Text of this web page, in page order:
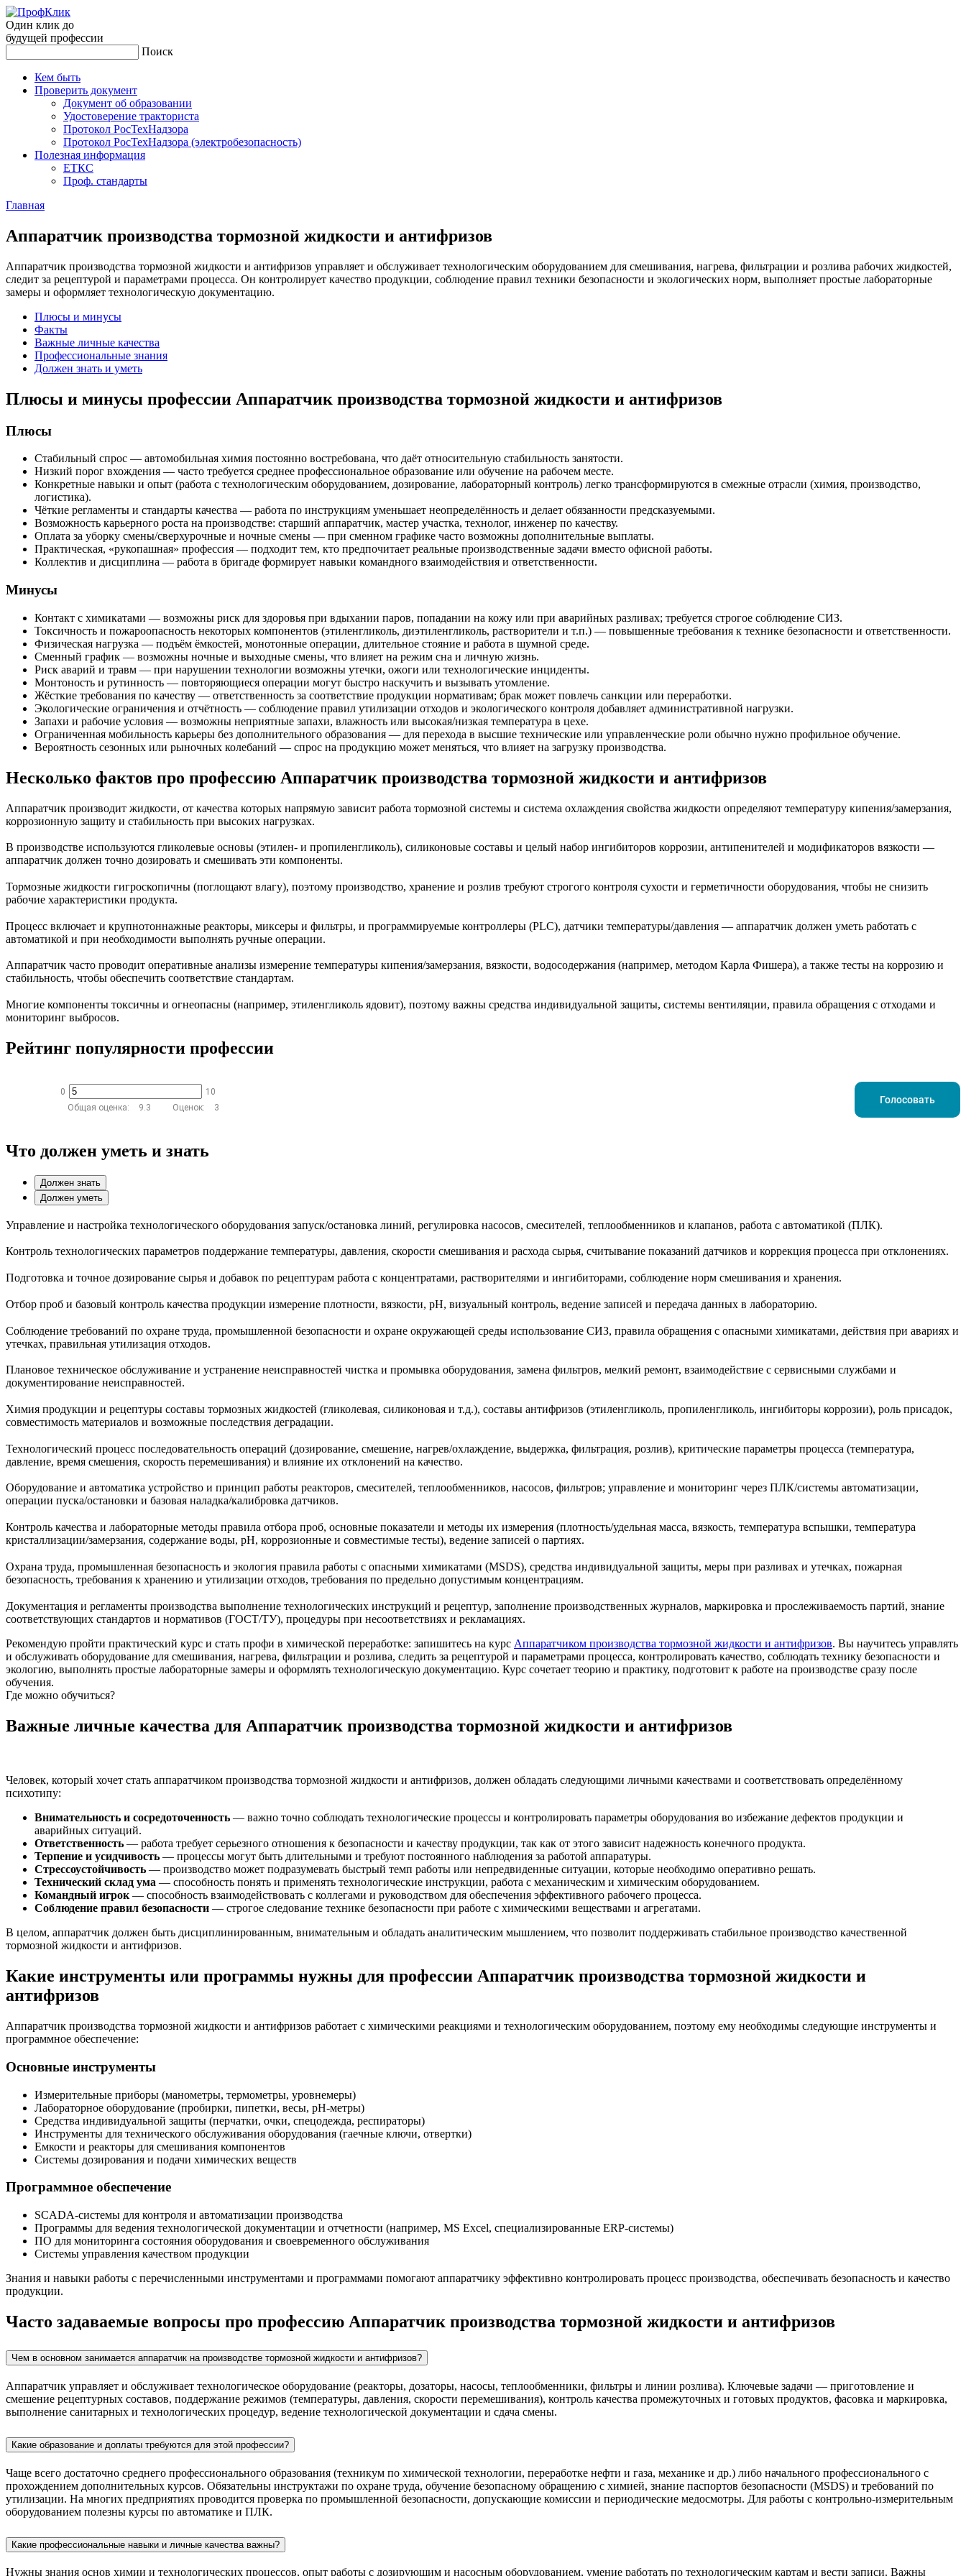
Один клик до
будущей профессии
Поиск
Кем быть
Проверить документ
Документ об образовании
Удостоверение тракториста
Протокол РосТехНадзора
Протокол РосТехНадзора (электробезопасность)
Полезная информация
ЕТКС
Проф. стандарты
Главная
Ап­па­рат­чик про­из­водс­тва тор­мозной жид­кости и ан­тифри­зов
Аппаратчик производства тормозной жидкости и антифризов управляет и обслуживает технологическим оборудованием для смешивания, нагрева, фильтрации и розлива рабочих жидкостей,
следит за рецептурой и параметрами процесса. Он контролирует качество продукции, соблюдение правил техники безопасности и экологических норм, выполняет простые лабораторные
замеры и оформляет технологическую документацию.
Плюсы и минусы
Факты
Важные личные качества
Профессиональные знания
Должен знать и уметь
Плюсы и минусы профессии Аппаратчик производства тормозной жидкости и антифризов
Плюсы
Стабильный спрос — автомобильная химия постоянно востребована, что даёт относительную стабильность занятости.
Низкий порог вхождения — часто требуется среднее профессиональное образование или обучение на рабочем месте.
Конкретные навыки и опыт (работа с технологическим оборудованием, дозирование, лабораторный контроль) легко трансформируются в смежные отрасли (химия, производство,
логистика).
Чёткие регламенты и стандарты качества — работа по инструкциям уменьшает неопределённость и делает обязанности предсказуемыми.
Возможность карьерного роста на производстве: старший аппаратчик, мастер участка, технолог, инженер по качеству.
Оплата за уборку смены/сверхурочные и ночные смены — при сменном графике часто возможны дополнительные выплаты.
Практическая, «рукопашная» профессия — подходит тем, кто предпочитает реальные производственные задачи вместо офисной работы.
Коллектив и дисциплина — работа в бригаде формирует навыки командного взаимодействия и ответственности.
Минусы
Контакт с химикатами — возможны риск для здоровья при вдыхании паров, попадании на кожу или при аварийных разливах; требуется строгое соблюдение СИЗ.
Токсичность и пожароопасность некоторых компонентов (этиленгликоль, диэтиленгликоль, растворители и т.п.) — повышенные требования к технике безопасности и ответственности.
Физическая нагрузка — подъём ёмкостей, монотонные операции, длительное стояние и работа в шумной среде.
Сменный график — возможны ночные и выходные смены, что влияет на режим сна и личную жизнь.
Риск аварий и травм — при нарушении технологии возможны утечки, ожоги или технологические инциденты.
Монтоность и рутинность — повторяющиеся операции могут быстро наскучить и вызывать утомление.
Жёсткие требования по качеству — ответственность за соответствие продукции нормативам; брак может повлечь санкции или переработки.
Экологические ограничения и отчётность — соблюдение правил утилизации отходов и экологического контроля добавляет административной нагрузки.
Запахи и рабочие условия — возможны неприятные запахи, влажность или высокая/низкая температура в цехе.
Ограниченная мобильность карьеры без дополнительного образования — для перехода в высшие технические или управленческие роли обычно нужно профильное обучение.
Вероятность сезонных или рыночных колебаний — спрос на продукцию может меняться, что влияет на загрузку производства.
Несколько фактов про профессию Аппаратчик производства тормозной жидкости и антифризов
Аппаратчик производит жидкости, от качества которых напрямую зависит работа тормозной системы и система охлаждения свойства жидкости определяют температуру кипения/замерзания,
коррозионную защиту и стабильность при высоких нагрузках.
В производстве используются гликолевые основы (этилен- и пропиленгликоль), силиконовые составы и целый набор ингибиторов коррозии, антипенителей и модификаторов вязкости —
аппаратчик должен точно дозировать и смешивать эти компоненты.
Тормозные жидкости гигроскопичны (поглощают влагу), поэтому производство, хранение и розлив требуют строгого контроля сухости и герметичности оборудования, чтобы не снизить
рабочие характеристики продукта.
Процесс включает и крупнотоннажные реакторы, миксеры и фильтры, и программируемые контроллеры (PLC), датчики температуры/давления — аппаратчик должен уметь работать с
автоматикой и при необходимости выполнять ручные операции.
Аппаратчик часто проводит оперативные анализы измерение температуры кипения/замерзания, вязкости, водосодержания (например, методом Карла Фишера), а также тесты на коррозию и
стабильность, чтобы обеспечить соответствие стандартам.
Многие компоненты токсичны и огнеопасны (например, этиленгликоль ядовит), поэтому важны средства индивидуальной защиты, системы вентиляции, правила обращения с отходами и
мониторинг выбросов.
Рейтинг популярности профессии
0
10
Общая оценка:
9.3 Оценок: 3
Голосовать
Что должен уметь и знать
Должен знать
Должен уметь
Управление и настройка технологического оборудования запуск/остановка линий, регулировка насосов, смесителей, теплообменников и клапанов, работа с автоматикой (ПЛК).
Контроль технологических параметров поддержание температуры, давления, скорости смешивания и расхода сырья, считывание показаний датчиков и коррекция процесса при отклонениях.
Подготовка и точное дозирование сырья и добавок по рецептурам работа с концентратами, растворителями и ингибиторами, соблюдение норм смешивания и хранения.
Отбор проб и базовый контроль качества продукции измерение плотности, вязкости, pH, визуальный контроль, ведение записей и передача данных в лабораторию.
Соблюдение требований по охране труда, промышленной безопасности и охране окружающей среды использование СИЗ, правила обращения с опасными химикатами, действия при авариях и
утечках, правильная утилизация отходов.
Плановое техническое обслуживание и устранение неисправностей чистка и промывка оборудования, замена фильтров, мелкий ремонт, взаимодействие с сервисными службами и
документирование неисправностей.
Химия продукции и рецептуры составы тормозных жидкостей (гликолевая, силиконовая и т.д.), составы антифризов (этиленгликоль, пропиленгликоль, ингибиторы коррозии), роль присадок,
совместимость материалов и возможные последствия деградации.
Технологический процесс последовательность операций (дозирование, смешение, нагрев/охлаждение, выдержка, фильтрация, розлив), критические параметры процесса (температура,
давление, время смешения, скорость перемешивания) и влияние их отклонений на качество.
Оборудование и автоматика устройство и принцип работы реакторов, смесителей, теплообменников, насосов, фильтров; управление и мониторинг через ПЛК/системы автоматизации,
операции пуска/остановки и базовая наладка/калибровка датчиков.
Контроль качества и лабораторные методы правила отбора проб, основные показатели и методы их измерения (плотность/удельная масса, вязкость, температура вспышки, температура
кристаллизации/замерзания, содержание воды, pH, коррозионные и совместимые тесты), ведение записей о партиях.
Охрана труда, промышленная безопасность и экология правила работы с опасными химикатами (MSDS), средства индивидуальной защиты, меры при разливах и утечках, пожарная
безопасность, требования к хранению и утилизации отходов, требования по предельно допустимым концентрациям.
Документация и регламенты производства выполнение технологических инструкций и рецептур, заполнение производственных журналов, маркировка и прослеживаемость партий, знание
соответствующих стандартов и нормативов (ГОСТ/ТУ), процедуры при несоответствиях и рекламациях.
Рекомендую пройти практический курс и стать профи в химической переработке: запишитесь на курс Аппаратчиком производства тормозной жидкости и антифризов. Вы научитесь управлять
и обслуживать оборудование для смешивания, нагрева, фильтрации и розлива, следить за рецептурой и параметрами процесса, контролировать качество, соблюдать технику безопасности и
экологию, выполнять простые лабораторные замеры и оформлять технологическую документацию. Курс сочетает теорию и практику, подготовит к работе на производстве сразу после
обучения.
Где можно обучиться?
Важные личные качества для Аппаратчик производства тормозной жидкости и антифризов
Человек, который хочет стать аппаратчиком производства тормозной жидкости и антифризов, должен обладать следующими личными качествами и соответствовать определённому
психотипу:
Внимательность и сосредоточенность — важно точно соблюдать технологические процессы и контролировать параметры оборудования во избежание дефектов продукции и
аварийных ситуаций.
Ответственность — работа требует серьезного отношения к безопасности и качеству продукции, так как от этого зависит надежность конечного продукта.
Терпение и усидчивость — процессы могут быть длительными и требуют постоянного наблюдения за работой аппаратуры.
Стрессоустойчивость — производство может подразумевать быстрый темп работы или непредвиденные ситуации, которые необходимо оперативно решать.
Технический склад ума — способность понять и применять технологические инструкции, работа с механическим и химическим оборудованием.
Командный игрок— способность взаимодействовать с коллегами и руководством для обеспечения эффективного рабочего процесса.
Соблюдение правил безопасности — строгое следование технике безопасности при работе с химическими веществами и агрегатами.
В целом, аппаратчик должен быть дисциплинированным, внимательным и обладать аналитическим мышлением, что позволит поддерживать стабильное производство качественной
тормозной жидкости и антифризов.
Какие инструменты или программы нужны для профессии Аппаратчик производства тормозной жидкости и
антифризов
Аппаратчик производства тормозной жидкости и антифризов работает с химическими реакциями и технологическим оборудованием, поэтому ему необходимы следующие инструменты и
программное обеспечение:
Основные инструменты
Измерительные приборы (манометры, термометры, уровнемеры)
Лабораторное оборудование (пробирки, пипетки, весы, рН-метры)
Средства индивидуальной защиты (перчатки, очки, спецодежда, респираторы)
Инструменты для технического обслуживания оборудования (гаечные ключи, отвертки)
Емкости и реакторы для смешивания компонентов
Системы дозирования и подачи химических веществ
Программное обеспечение
SCADA-системы для контроля и автоматизации производства
Программы для ведения технологической документации и отчетности (например, MS Excel, специализированные ERP-системы)
ПО для мониторинга состояния оборудования и своевременного обслуживания
Системы управления качеством продукции
Знания и навыки работы с перечисленными инструментами и программами помогают аппаратчику эффективно контролировать процесс производства, обеспечивать безопасность и качество
продукции.
Часто задаваемые вопросы про профессию Аппаратчик производства тормозной жидкости и антифризов
Чем в основном занимается аппаратчик на производстве тормозной жидкости и антифризов?
Аппаратчик управляет и обслуживает технологическое оборудование (реакторы, дозаторы, насосы, теплообменники, фильтры и линии розлива). Ключевые задачи — приготовление и
смешение рецептурных составов, поддержание режимов (температуры, давления, скорости перемешивания), контроль качества промежуточных и готовых продуктов, фасовка и маркировка,
выполнение санитарных и технологических процедур, ведение технологической документации и сдача смены.
Какие образование и доплаты требуются для этой профессии?
Чаще всего достаточно среднего профессионального образования (техникум по химической технологии, переработке нефти и газа, механике и др.) либо начального профессионального с
прохождением дополнительных курсов. Обязательны инструктажи по охране труда, обучение безопасному обращению с химией, знание паспортов безопасности (MSDS) и требований по
утилизации. На многих предприятиях проводится проверка по промышленной безопасности, допускающие комиссии и периодические медосмотры. Для работы с контрольно-измерительным
оборудованием полезны курсы по автоматике и ПЛК.
Какие профессиональные навыки и личные качества важны?
Нужны знания основ химии и технологических процессов, опыт работы с дозирующим и насосным оборудованием, умение работать по технологическим картам и вести записи. Важны